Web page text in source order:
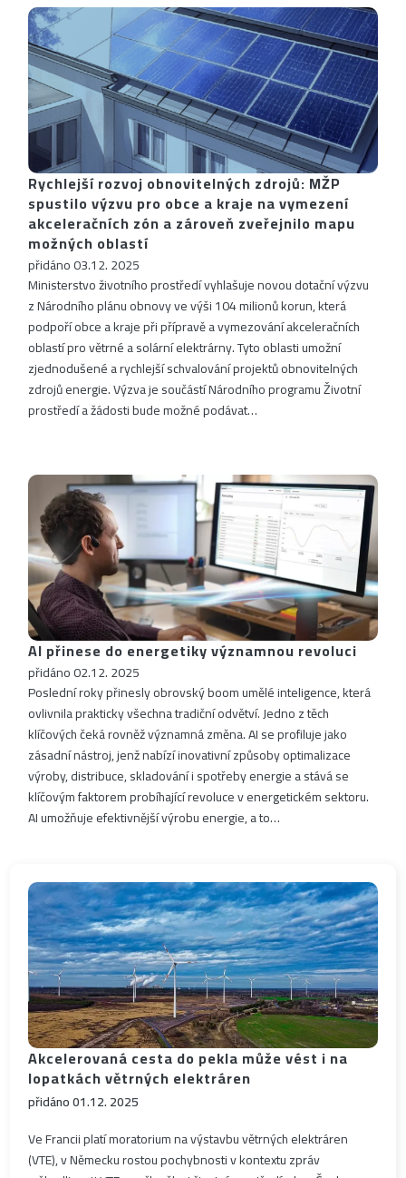
Rychlejší rozvoj obnovitelných zdrojů: MŽP
spustilo výzvu pro obce a kraje na vymezení
akceleračních zón a zároveň zveřejnilo mapu
možných oblastí
přidáno 03.12. 2025
Ministerstvo životního prostředí vyhlašuje novou dotační výzvu
z Národního plánu obnovy ve výši 104 milionů korun, která
podpoří obce a kraje při přípravě a vymezování akceleračních
oblastí pro větrné a solární elektrárny. Tyto oblasti umožní
zjednodušené a rychlejší schvalování projektů obnovitelných
zdrojů energie. Výzva je součástí Národního programu Životní
prostředí a žádosti bude možné podávat…
AI přinese do energetiky významnou revoluci
přidáno 02.12. 2025
Poslední roky přinesly obrovský boom umělé inteligence, která
ovlivnila prakticky všechna tradiční odvětví. Jedno z těch
klíčových čeká rovněž významná změna. AI se profiluje jako
zásadní nástroj, jenž nabízí inovativní způsoby optimalizace
výroby, distribuce, skladování i spotřeby energie a stává se
klíčovým faktorem probíhající revoluce v energetickém sektoru.
AI umožňuje efektivnější výrobu energie, a to…
Akcelerovaná cesta do pekla může vést i na
lopatkách větrných elektráren
přidáno 01.12. 2025
Ve Francii platí moratorium na výstavbu větrných elektráren
(VTE), v Německu rostou pochybnosti v kontextu zpráv